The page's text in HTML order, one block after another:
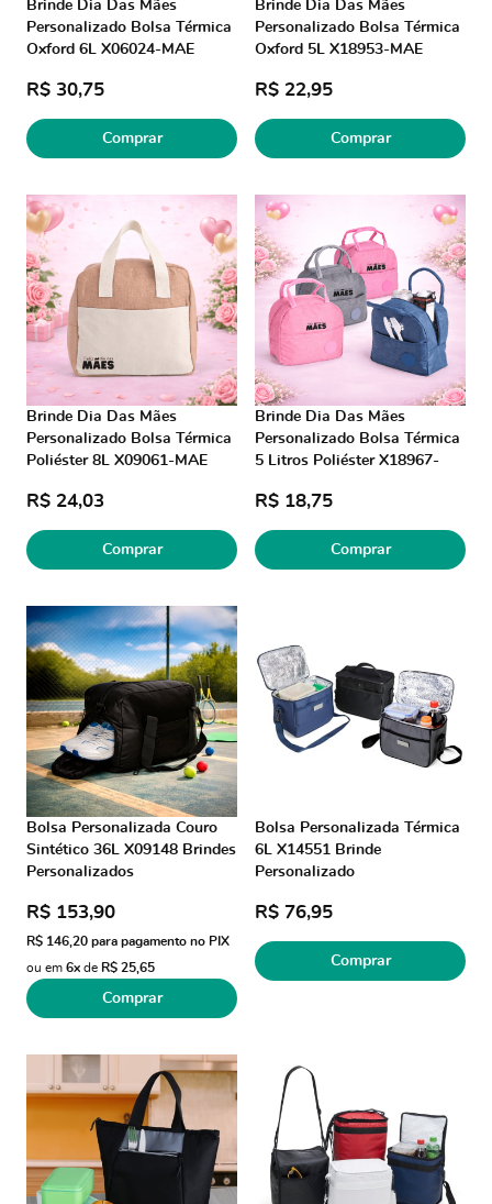
Brinde Dia Das Mães
Personalizado Bolsa Térmica
Oxford 6L X06024-MAE
R$ 30,75
Comprar
Brinde Dia Das Mães
Personalizado Bolsa Térmica
Oxford 5L X18953-MAE
R$ 22,95
Comprar
Brinde Dia Das Mães
Personalizado Bolsa Térmica
Poliéster 8L X09061-MAE
R$ 24,03
Comprar
Brinde Dia Das Mães
Personalizado Bolsa Térmica
5 Litros Poliéster X18967-
R$ 18,75
Comprar
Bolsa Personalizada Couro
Sintético 36L X09148 Brindes
Personalizados
R$ 153,90
R$ 146,20 para pagamento no PIX
ou em 6x de R$ 25,65
Comprar
Bolsa Personalizada Térmica
6L X14551 Brinde
Personalizado
R$ 76,95
Comprar